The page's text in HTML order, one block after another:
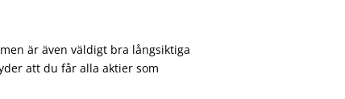
är även väldigt bra långsiktiga
att du får alla aktier som